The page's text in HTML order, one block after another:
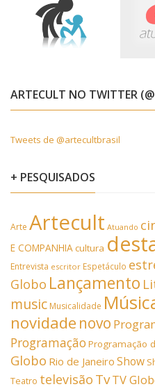
ARTECULT NO TWITTER
Tweets de @artecultbrasil
+ PESQUISADOS
Arte Artecult Atuando
E COMPANHIAcultura
Entrevista escritor Espetáculo
Globo Lançamento
music Musicalidade
novidade novo
Programação Programação
Globo Rio de Janeiro Show
Teatro televisão TvTV